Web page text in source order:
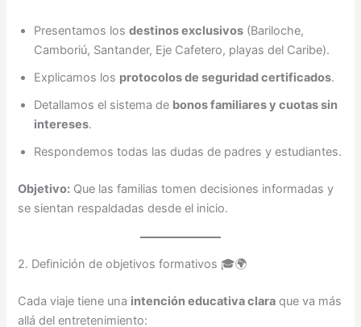
Presentamos losdestinos exclusivos (Bariloche,
Camboriú, Santander, Eje Cafetero, playas del Caribe).
Explicamos los protocolos de seguridad certificados.
Detallamos el sistema de bonos familiares y cuotas sin
intereses.
Respondemos todas las dudas de padres y estudiantes.
Objetivo: Que las familias tomen decisiones informadas y
se sientan respaldadas desde el inicio.
2. Definición de objetivos formativos 🎓🌍
Cada viaje tiene una intención educativa clara que va más
allá del entretenimiento: